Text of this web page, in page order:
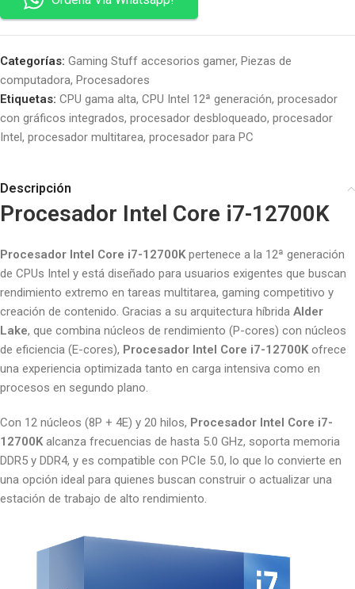
Categorías: Gaming Stuff accesorios gamer, Piezas de
computadora, Procesadores
Etiquetas: CPU gama alta, CPU Intel 12ª generación, procesador
con gráficos integrados, procesador desbloqueado, procesador
Intel, procesador multitarea, procesador para PC
Descripción
Procesador Intel Core i7-12700K
Procesador Intel Core i7-12700Kpertenece a la 12ª generación
de CPUs Intel y está diseñado para usuarios exigentes que buscan
rendimiento extremo en tareas multitarea, gaming competitivo y
creación de contenido. Gracias a su arquitectura híbrida Alder
Lake, que combina núcleos de rendimiento (P-cores) con núcleos
de eficiencia (E-cores), Procesador Intel Core i7-12700Kofrece
una experiencia optimizada tanto en carga intensiva como en
procesos en segundo plano.
Con 12 núcleos (8P + 4E) y 20 hilos, Procesador Intel Core i7-
12700Kalcanza frecuencias de hasta 5.0 GHz, soporta memoria
DDR5 y DDR4, y es compatible con PCIe 5.0, lo que lo convierte en
una opción ideal para quienes buscan construir o actualizar una
estación de trabajo de alto rendimiento.